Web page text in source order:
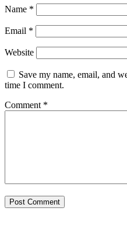
Name *
Email *
Website
Save my name, email, and
time I comment.
Comment *